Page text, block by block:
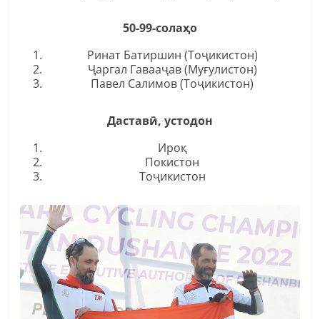
50-99-солаҳо
Ринат Батиршин (Тоҷикистон)
Ҷаргал Гавааҷав (Муғулистон)
Павел Салимов (Тоҷикистон)
Даставӣ, устодон
Ироқ
Покистон
Тоҷикистон